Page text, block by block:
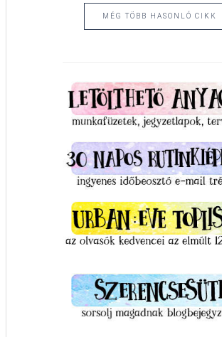
MÉG TÖBB HASONLÓ CIKK